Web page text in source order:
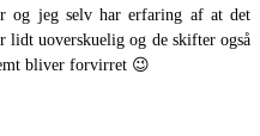
og jeg selv har erfaring af at det
lidt uoverskuelig og de skifter også
bliver forvirret 😉